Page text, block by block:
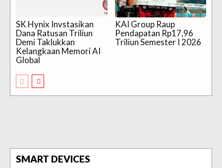
SK Hynix Invstasikan
Dana Ratusan Triliun
Demi Taklukkan
Kelangkaan Memori AI
Global
KAI Group Raup
Pendapatan Rp17,96
Triliun Semester I 2026
SMART DEVICES